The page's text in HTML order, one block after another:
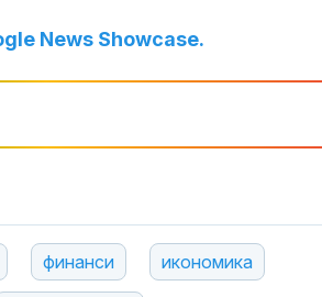
News Showcase.
финанси икономика